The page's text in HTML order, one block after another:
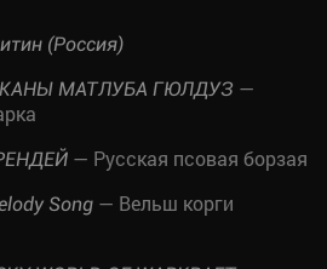
(Россия)
МАТЛУБА ГЮЛДУЗ —
— Русская псовая борзая
Song — Вельш корги